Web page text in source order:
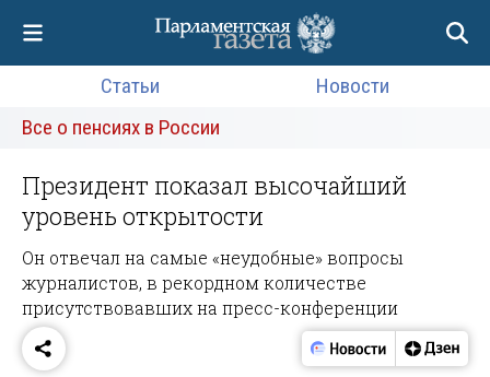
Статьи
Новости
Все о пенсиях в России
Президент показал высочайший
уровень открытости
Он отвечал на самые «неудобные» вопросы
журналистов, в рекордном количестве
присутствовавших на пресс-конференции